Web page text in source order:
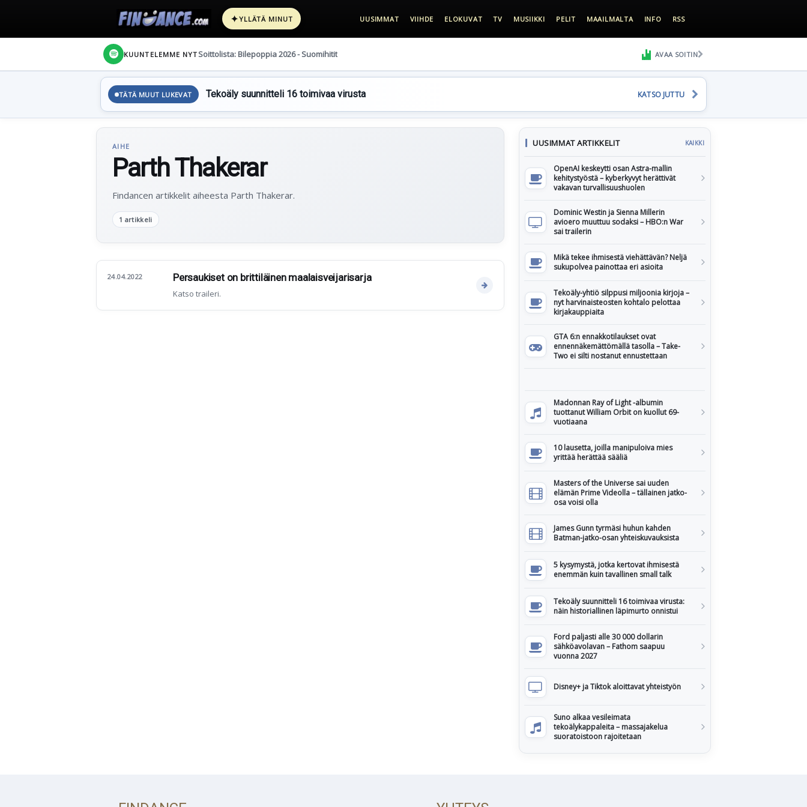
✦YLLÄTÄ MINUT UUSIMMAT VIIHDE ELOKUVAT TV MUSIIKKI PELIT MAAILMALTA INFO RSS
KUUNTELEMME NYT Soittolista: Bilepoppia 2026 - Suomihitit AVAA SOITIN
TÄTÄ MUUT LUKEVAT Tekoäly suunnitteli 16 toimivaa virusta KATSO JUTTU
AIHE
Parth Thakerar
Findancen artikkelit aiheesta Parth Thakerar.
1 artikkeli
24.04.2022 Persaukiset on brittiläinen maalaisveijarisarja
Katso traileri.
UUSIMMAT ARTIKKELIT KAIKKI
OpenAI keskeytti osan Astra-mallin
kehitystyöstä – kyberkyvyt herättivät
vakavan turvallisuushuolen
Dominic Westin ja Sienna Millerin
avioero muuttuu sodaksi – HBO:n War
sai trailerin
Mikä tekee ihmisestä viehättävän? Neljä
sukupolvea painottaa eri asioita
Tekoäly-yhtiö silppusi miljoonia kirjoja –
nyt harvinaisteosten kohtalo pelottaa
kirjakauppiaita
GTA 6:n ennakkotilaukset ovat
ennennäkemättömällä tasolla – Take-
Two ei silti nostanut ennustettaan
Madonnan Ray of Light -albumin
tuottanut William Orbit on kuollut 69-
vuotiaana
10 lausetta, joilla manipuloiva mies
yrittää herättää sääliä
Masters of the Universe sai uuden
elämän Prime Videolla – tällainen jatko-
osa voisi olla
James Gunn tyrmäsi huhun kahden
Batman-jatko-osan yhteiskuvauksista
5 kysymystä, jotka kertovat ihmisestä
enemmän kuin tavallinen small talk
Tekoäly suunnitteli 16 toimivaa virusta:
näin historiallinen läpimurto onnistui
Ford paljasti alle 30 000 dollarin
sähköavolavan – Fathom saapuu
vuonna 2027
Disney+ ja Tiktok aloittavat yhteistyön
Suno alkaa vesileimata
tekoälykappaleita – massajakelua
suoratoistoon rajoitetaan